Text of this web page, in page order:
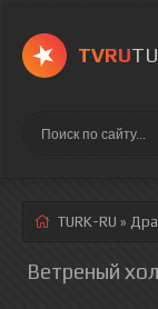
TVRU
TURK-RU »
Ветреный